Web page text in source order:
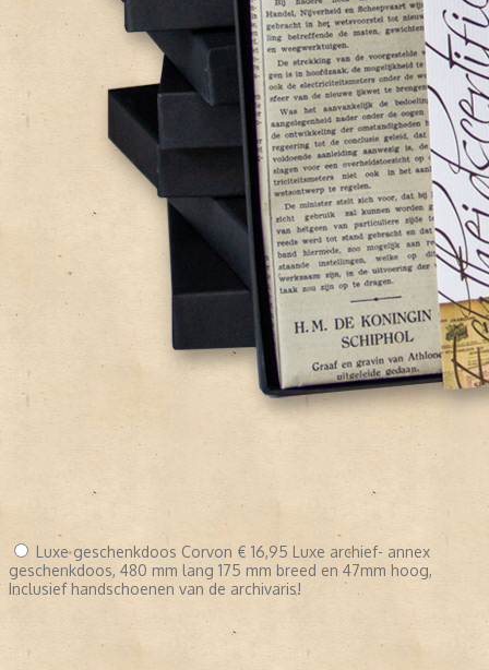
Luxe geschenkdoos Corvon € 16,95 Luxe archief- annex
geschenkdoos, 480 mm lang 175 mm breed en 47mm hoog,
Inclusief handschoenen van de archivaris!